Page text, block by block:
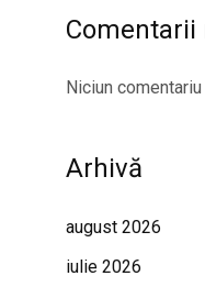
Comentarii
Niciun
Arhivă
august 2026
iulie 2026